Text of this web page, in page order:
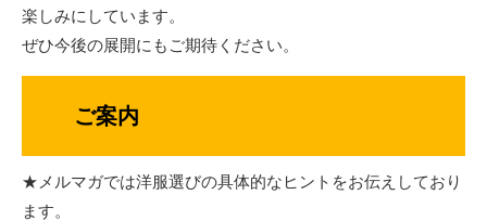
楽しみにしています。
ぜひ今後の展開にもご期待ください。
ご案内
★メルマガでは洋服選びの具体的なヒントをお伝えしており
ます。